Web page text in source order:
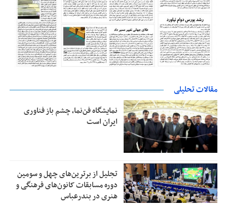
مقالات تحلیلی
نمایشگاه فن‌نما، چشم باز فناوری
ایران است
تجلیل از بر‌ترین‌های چهل و سومین
دوره مسابقات کانون‌های فرهنگی و
هنری در بندرعباس